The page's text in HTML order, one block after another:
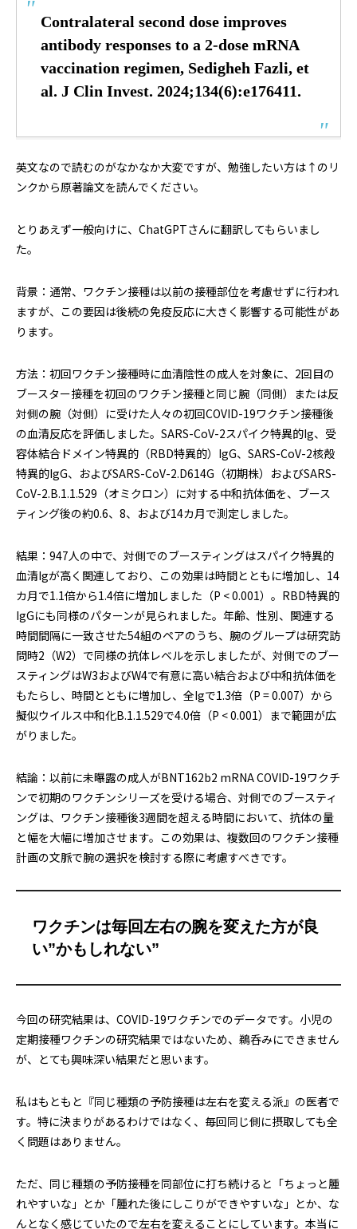
Contralateral second dose improves
antibody responses to a 2-dose mRNA
vaccination regimen, Sedigheh Fazli, et
al. J Clin Invest. 2024;134(6):e176411.
英文なので読むのがなかなか大変ですが、勉強したい方は↑のリ
ンクから原著論文を読んでください。
とりあえず一般向けに、ChatGPTさんに翻訳してもらいまし
た。
背景：通常、ワクチン接種は以前の接種部位を考慮せずに行われ
ますが、この要因は後続の免疫反応に大きく影響する可能性があ
ります。
方法：初回ワクチン接種時に血清陰性の成人を対象に、2回目の
ブースター接種を初回のワクチン接種と同じ腕（同側）または反
対側の腕（対側）に受けた人々の初回COVID-19ワクチン接種後
の血清反応を評価しました。SARS-CoV-2スパイク特異的Ig、受
容体結合ドメイン特異的（RBD特異的）IgG、SARS-CoV-2核殻
特異的IgG、およびSARS-CoV-2.D614G（初期株）およびSARS-
CoV-2.B.1.1.529（オミクロン）に対する中和抗体価を、ブース
ティング後の約0.6、8、および14カ月で測定しました。
結果：947人の中で、対側でのブースティングはスパイク特異的
血清Igが高く関連しており、この効果は時間とともに増加し、14
カ月で1.1倍から1.4倍に増加しました（P < 0.001）。RBD特異的
IgGにも同様のパターンが見られました。年齢、性別、関連する
時間間隔に一致させた54組のペアのうち、腕のグループは研究訪
問時2（W2）で同様の抗体レベルを示しましたが、対側でのブー
スティングはW3およびW4で有意に高い結合および中和抗体価を
もたらし、時間とともに増加し、全Igで1.3倍（P = 0.007）から
擬似ウイルス中和化B.1.1.529で4.0倍（P < 0.001）まで範囲が広
がりました。
結論：以前に未曝露の成人がBNT162b2 mRNA COVID-19ワクチ
ンで初期のワクチンシリーズを受ける場合、対側でのブースティ
ングは、ワクチン接種後3週間を超える時間において、抗体の量
と幅を大幅に増加させます。この効果は、複数回のワクチン接種
計画の文脈で腕の選択を検討する際に考慮すべきです。
ワクチンは毎回左右の腕を変えた方が良
い”かもしれない”
今回の研究結果は、COVID-19ワクチンでのデータです。小児の
定期接種ワクチンの研究結果ではないため、鵜呑みにできません
が、とても興味深い結果だと思います。
私はもともと『同じ種類の予防接種は左右を変える派』の医者で
す。特に決まりがあるわけではなく、毎回同じ側に摂取しても全
く問題はありません。
ただ、同じ種類の予防接種を同部位に打ち続けると「ちょっと腫
れやすいな」とか「腫れた後にしこりができやすいな」とか、な
んとなく感じていたので左右を変えることにしています。本当に